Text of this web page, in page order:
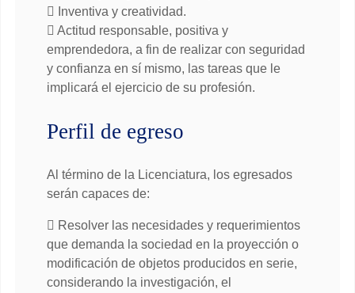
Inventiva y creatividad.
Actitud responsable, positiva y
emprendedora, a fin de realizar con seguridad
y confianza en sí mismo, las tareas que le
implicará el ejercicio de su profesión.
Perfil de egreso
Al término de la Licenciatura, los egresados
serán capaces de:
Resolver las necesidades y requerimientos
que demanda la sociedad en la proyección o
modificación de objetos producidos en serie,
considerando la investigación, el